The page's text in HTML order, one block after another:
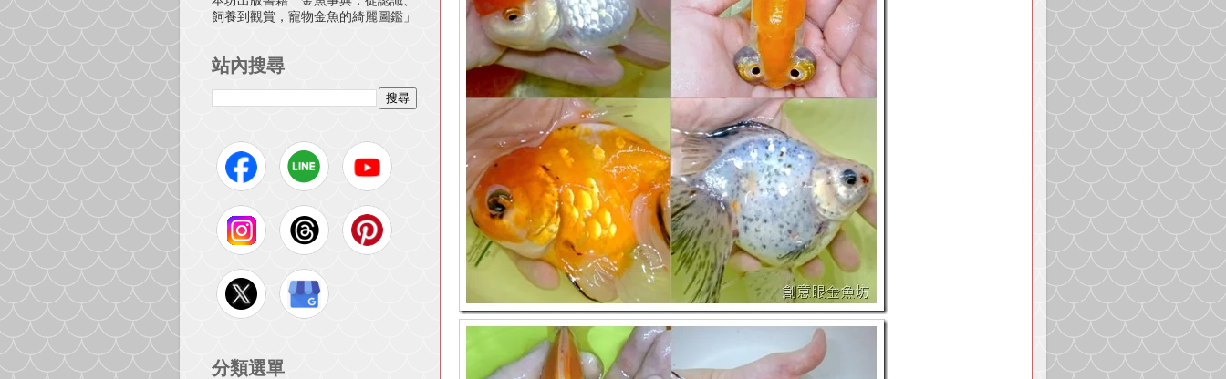
飼養到觀賞，寵物金魚的綺麗圖鑑」
站內搜尋
分類選單